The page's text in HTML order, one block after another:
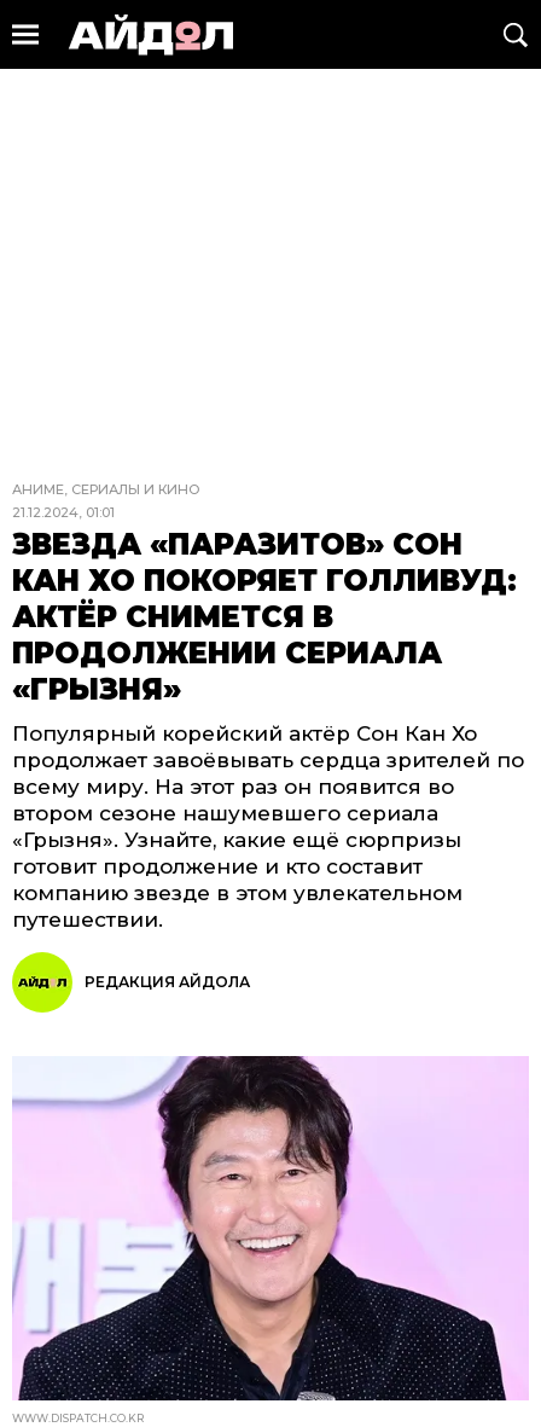
АНИМЕ, СЕРИАЛЫ И КИНО
21.12.2024, 01:01
ЗВЕЗДА «ПАРАЗИТОВ» СОН
КАН ХО ПОКОРЯЕТ ГОЛЛИВУД:
АКТЁР СНИМЕТСЯ В
ПРОДОЛЖЕНИИ СЕРИАЛА
«ГРЫЗНЯ»
Популярный корейский актёр Сон Кан Хо
продолжает завоёвывать сердца зрителей по
всему миру. На этот раз он появится во
втором сезоне нашумевшего сериала
«Грызня». Узнайте, какие ещё сюрпризы
готовит продолжение и кто составит
компанию звезде в этом увлекательном
путешествии.
РЕДАКЦИЯ АЙДОЛА
WWW.DISPATCH.CO.KR